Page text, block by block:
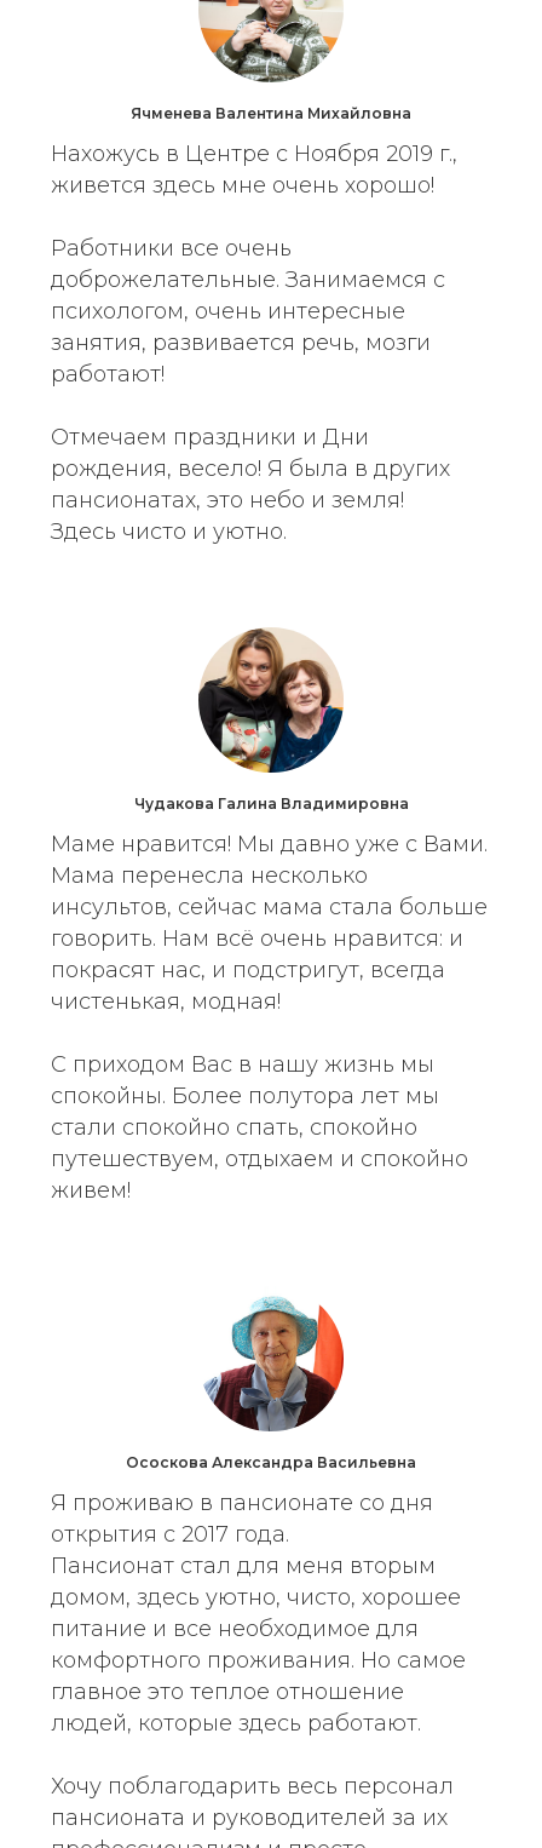
Ячменева Валентина Михайловна
Нахожусь в Центре с Ноября 2019 г.,
живется здесь мне очень хорошо!
Работники все очень
доброжелательные. Занимаемся с
психологом, очень интересные
занятия, развивается речь, мозги
работают!
Отмечаем праздники и Дни
рождения, весело! Я была в других
пансионатах, это небо и земля!
Здесь чисто и уютно.
Чудакова Галина Владимировна
Маме нравится! Мы давно уже с Вами.
Мама перенесла несколько
инсультов, сейчас мама стала больше
говорить. Нам всё очень нравится: и
покрасят нас, и подстригут, всегда
чистенькая, модная!
С приходом Вас в нашу жизнь мы
спокойны. Более полутора лет мы
стали спокойно спать, спокойно
путешествуем, отдыхаем и спокойно
живем!
Ососкова Александра Васильевна
Я проживаю в пансионате со дня
открытия с 2017 года.
Пансионат стал для меня вторым
домом, здесь уютно, чисто, хорошее
питание и все необходимое для
комфортного проживания. Но самое
главное это теплое отношение
людей, которые здесь работают.
Хочу поблагодарить весь персонал
пансионата и руководителей за их